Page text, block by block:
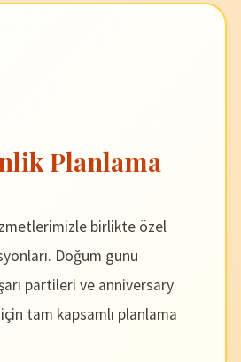
Planlama
birlikte özel
Doğum günü
partileri ve anniversary
tam kapsamlı planlama